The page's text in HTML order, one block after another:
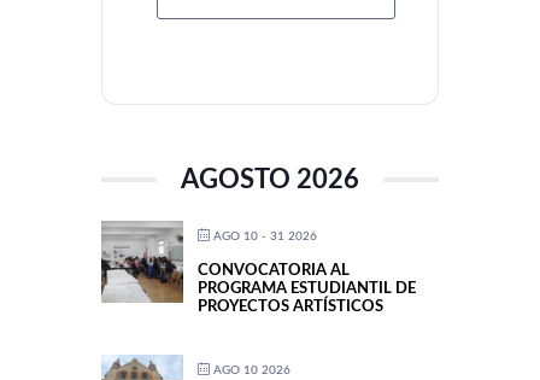
AGOSTO 2026
AGO 10 - 31 2026
CONVOCATORIA AL
PROGRAMA ESTUDIANTIL DE
PROYECTOS ARTÍSTICOS
AGO 10 2026